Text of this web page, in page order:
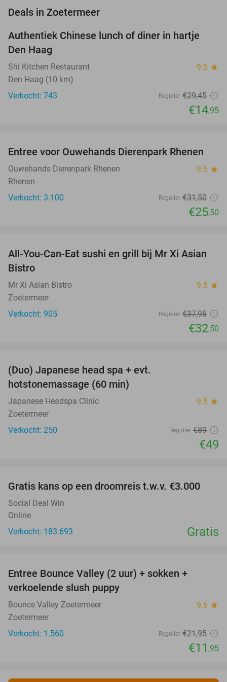
Deals in Zoetermeer
49%
Authentiek Chinese lunch of diner in hartje
Den Haag
Shi Kitchen Restaurant 9.5 star
Den Haag (10 km)
Verkocht: 743
Regulier €29,45
€14,95
19%
TODAY
Entree voor Ouwehands Dierenpark Rhenen
Ouwehands Dierenpark Rhenen 9.5 star
Rhenen
Verkocht: 3.100
Regulier €31,50
€25,50
14%
All-You-Can-Eat sushi en grill bij Mr Xi Asian
Bistro
Mr Xi Asian Bistro 9.5 star
Zoetermeer
Verkocht: 905
Regulier €37,95
€32,50
(Duo) Japanese head spa + evt.
hotstonemassage (60 min)
Japanese Headspa Clinic 9.5 star
Zoetermeer
Verkocht: 250
Regulier €89
€49
Gratis kans op een droomreis t.w.v. €3.000
Social Deal Win
Online
Verkocht: 183.693
Gratis
Entree Bounce Valley (2 uur) + sokken +
verkoelende slush puppy
Bounce Valley Zoetermeer 9.6 star
Zoetermeer
Verkocht: 1.560
Regulier €21,95
€11 ,95